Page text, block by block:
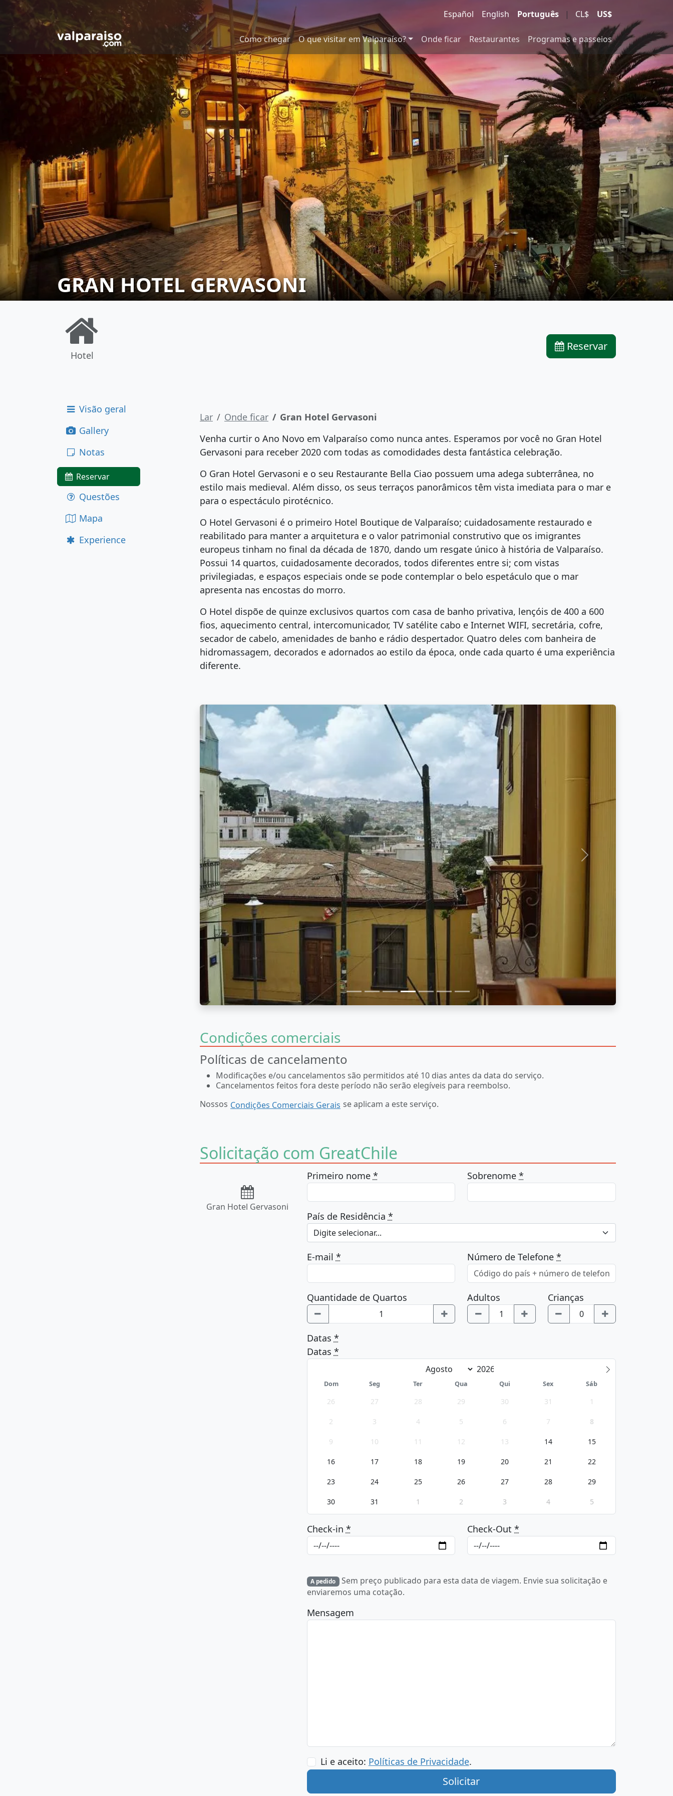
Español English Português | CL$ US$
Como chegar O que visitar em Valparaíso? Onde ficar Restaurantes Programas e passeios
GRAN HOTEL GERVASONI
Hotel
Reservar
Visão geral
Gallery
Notas
Reservar
Questões
Mapa
Experience
Lar Onde ficar
Gran Hotel Gervasoni
Venha curtir o Ano Novo em Valparaíso como nunca antes. Esperamos por você no Gran Hotel
Gervasoni para receber 2020 com todas as comodidades desta fantástica celebração.
O Gran Hotel Gervasoni e o seu Restaurante Bella Ciao possuem uma adega subterrânea, no
estilo mais medieval. Além disso, os seus terraços panorâmicos têm vista imediata para o mar e
para o espectáculo pirotécnico.
O Hotel Gervasoni é o primeiro Hotel Boutique de Valparaíso; cuidadosamente restaurado e
reabilitado para manter a arquitetura e o valor patrimonial construtivo que os imigrantes
europeus tinham no final da década de 1870, dando um resgate único à história de Valparaíso.
Possui 14 quartos, cuidadosamente decorados, todos diferentes entre si; com vistas
privilegiadas, e espaços especiais onde se pode contemplar o belo espetáculo que o mar
apresenta nas encostas do morro.
O Hotel dispõe de quinze exclusivos quartos com casa de banho privativa, lençóis de 400 a 600
fios, aquecimento central, intercomunicador, TV satélite cabo e Internet WIFI, secretária, cofre,
secador de cabelo, amenidades de banho e rádio despertador. Quatro deles com banheira de
hidromassagem, decorados e adornados ao estilo da época, onde cada quarto é uma experiência
diferente.
Anterior Próximo
Condições comerciais
Políticas de cancelamento
Modificações e/ou cancelamentos são permitidos até 10 dias antes da data do serviço.
Cancelamentos feitos fora deste período não serão elegíveis para reembolso.
Nossos Condições Comerciais Gerais se aplicam a este serviço.
Solicitação com GreatChile
Gran Hotel Gervasoni
Primeiro nome * Sobrenome*
País de Residência *
Digite selecionar...
E-mail * Número de Telefone*
Quantidade de Quartos Adultos Crianças
Datas *
Datas *
Dom Seg Ter Qua Qui Sex Sáb
26 27 28 29 30 31 1
2 3 4 5 6 7 8
9 10 11 12 13 14 15
16 17 18 19 20 21 22
23 24 25 26 27 28 29
30 31 1 2 3 4 5
Check-in * Check-Out*
A pedido
Sem preço publicado para esta data de viagem. Envie sua solicitação e
enviaremos uma cotação.
Mensagem
Li e aceito: Políticas de Privacidade.